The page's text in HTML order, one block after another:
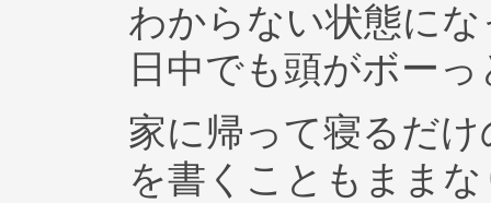
わからない状態に
日中でも頭がボー
家に帰って寝るだ
を書くこともまま